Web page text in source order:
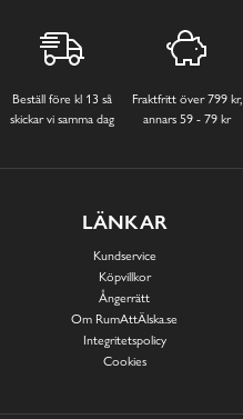
Beställ före kl 13 så
skickar vi samma dag
Fraktfritt över 799 kr,
annars 59 - 79 kr
LÄNKAR
Kundservice
Köpvillkor
Ångerrätt
Om RumAttÄlska.se
Integritetspolicy
Cookies